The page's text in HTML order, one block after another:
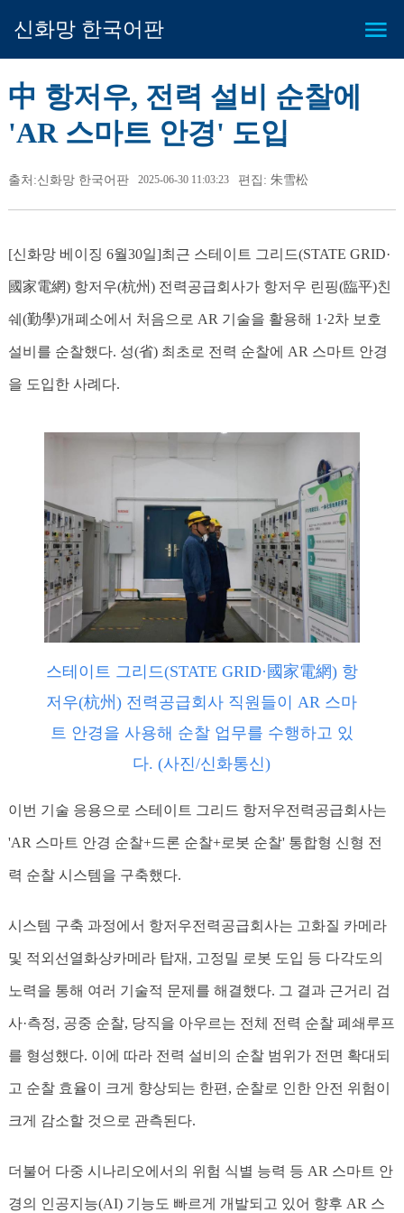
신화망 한국어판
中 항저우, 전력 설비 순찰에
'AR 스마트 안경' 도입
출처:신화망 한국어판 2025-06-30 11:03:23 편집: 朱雪松
[신화망 베이징 6월30일]최근 스테이트 그리드(STATE GRID·
國家電網) 항저우(杭州) 전력공급회사가 항저우 린핑(臨平)친
쉐(勤學)개폐소에서 처음으로 AR 기술을 활용해 1·2차 보호
설비를 순찰했다. 성(省) 최초로 전력 순찰에 AR 스마트 안경
을 도입한 사례다.
스테이트 그리드(STATE GRID·國家電網) 항
저우(杭州) 전력공급회사 직원들이 AR 스마
트 안경을 사용해 순찰 업무를 수행하고 있
다. (사진/신화통신)
이번 기술 응용으로 스테이트 그리드 항저우전력공급회사는
'AR 스마트 안경 순찰+드론 순찰+로봇 순찰' 통합형 신형 전
력 순찰 시스템을 구축했다.
시스템 구축 과정에서 항저우전력공급회사는 고화질 카메라
및 적외선열화상카메라 탑재, 고정밀 로봇 도입 등 다각도의
노력을 통해 여러 기술적 문제를 해결했다. 그 결과 근거리 검
사·측정, 공중 순찰, 당직을 아우르는 전체 전력 순찰 폐쇄루프
를 형성했다. 이에 따라 전력 설비의 순찰 범위가 전면 확대되
고 순찰 효율이 크게 향상되는 한편, 순찰로 인한 안전 위험이
크게 감소할 것으로 관측된다.
더불어 다중 시나리오에서의 위험 식별 능력 등 AR 스마트 안
경의 인공지능(AI) 기능도 빠르게 개발되고 있어 향후 AR 스